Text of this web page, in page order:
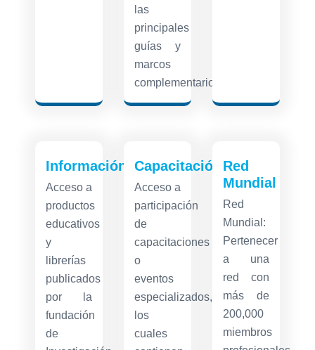
las
principales
guías y
marcos
complementarios.
Información:
Acceso a
productos
educativos
y
librerías
publicados
por la
fundación
de
Capacitación:
Acceso a
participación
de
capacitaciones
o
eventos
especializados,
los
cuales
Red
Mundial
Red
Mundial:
Pertenecer
a una
red con
más de
200,000
miembros